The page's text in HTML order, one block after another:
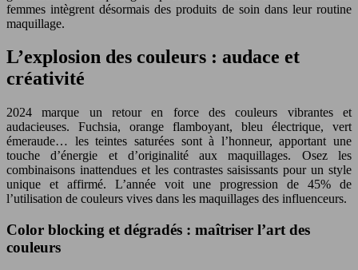
femmes intègrent désormais des produits de soin dans leur routine
maquillage.
L’explosion des couleurs : audace et
créativité
2024 marque un retour en force des couleurs vibrantes et
audacieuses. Fuchsia, orange flamboyant, bleu électrique, vert
émeraude… les teintes saturées sont à l’honneur, apportant une
touche d’énergie et d’originalité aux maquillages. Osez les
combinaisons inattendues et les contrastes saisissants pour un style
unique et affirmé. L’année voit une progression de 45% de
l’utilisation de couleurs vives dans les maquillages des influenceurs.
Color blocking et dégradés : maîtriser l’art des
couleurs